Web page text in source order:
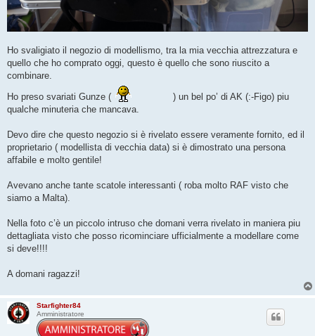
Ho svaligiato il negozio di modellismo, tra la mia vecchia attrezzatura e
quello che ho comprato oggi, questo è quello che sono riuscito a
combinare.
Ho preso svariati Gunze (
) un bel po’ di AK (:-Figo) piu
qualche minuteria che mancava.
Devo dire che questo negozio si è rivelato essere veramente fornito, ed il
proprietario ( modellista di vecchia data) si è dimostrato una persona
affabile e molto gentile!
Avevano anche tante scatole interessanti ( roba molto RAF visto che
siamo a Malta).
Nella foto c’è un piccolo intruso che domani verra rivelato in maniera piu
dettagliata visto che posso ricominciare ufficialmente a modellare come
si deve!!!!
A domani ragazzi!
Starfighter84
Amministratore